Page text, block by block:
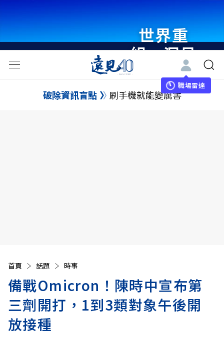
世界重
組・洞見
未來 與
世界領袖
職場雷達
破除資訊盲點 刷手機就能變厲害
首頁 話題 時事
備戰Omicron！陳時中宣布第
三劑開打，1到3類對象午後開
放接種